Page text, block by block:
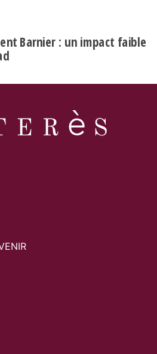
Barnier : un impact faible
Rechercher